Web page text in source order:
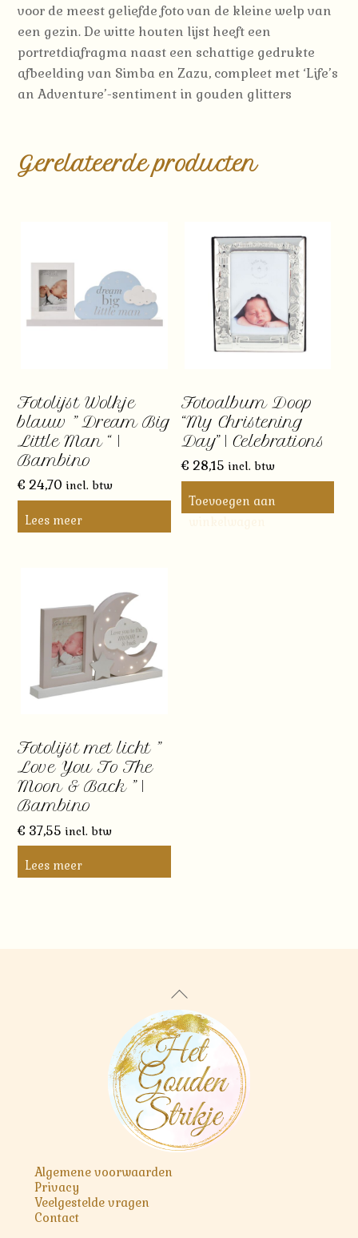
voor de meest geliefde foto van de kleine welp van
een gezin.De witte houten lijst heeft een
portretdiafragma naast een schattige gedrukte
afbeelding van Simba en Zazu, compleet met ‘Life’s
an Adventure’-sentiment in gouden glitters
Gerelateerde producten
Fotolijst Wolkje
blauw ” Dream Big
Little Man “ |
Bambino
€ 24,70 incl. btw
Lees meer
Fotoalbum Doop
“My Christening
Day” | Celebrations
€ 28,15 incl. btw
Toevoegen aan
Fotolijst met licht ”
Love You To The
Moon & Back ” |
Bambino
€ 37,55 incl. btw
Lees meer
Back
To
Top
Algemene voorwaarden
Privacy
Veelgestelde vragen
Contact